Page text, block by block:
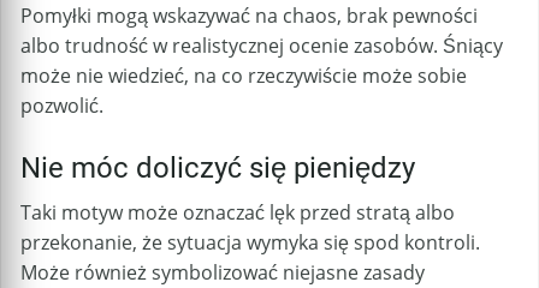
Pomyłki mogą wskazywać na chaos, brak pewności
albo trudność w realistycznej ocenie zasobów. Śniący
może nie wiedzieć, na co rzeczywiście może sobie
pozwolić.
Nie móc doliczyć się pieniędzy
Taki motyw może oznaczać lęk przed stratą albo
przekonanie, że sytuacja wymyka się spod kontroli.
Może również symbolizować niejasne zasady